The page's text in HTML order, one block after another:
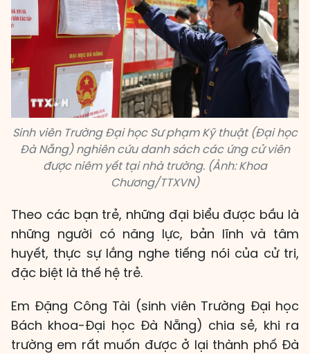
Sinh viên Trường Đại học Sư phạm Kỹ thuật (Đại học
Đà Nẵng) nghiên cứu danh sách các ứng cử viên
được niêm yết tại nhà trường. (Ảnh: Khoa
Chương/TTXVN)
Theo các bạn trẻ, những đại biểu được bầu là
những người có năng lực, bản lĩnh và tâm
huyết, thực sự lắng nghe tiếng nói của cử tri,
đặc biệt là thế hệ trẻ.
Em Đặng Công Tài (sinh viên Trường Đại học
Bách khoa-Đại học Đà Nẵng) chia sẻ, khi ra
trường em rất muốn được ở lại thành phố Đà